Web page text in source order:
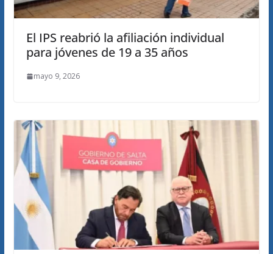
El IPS reabrió la afiliación individual
para jóvenes de 19 a 35 años
mayo 9, 2026